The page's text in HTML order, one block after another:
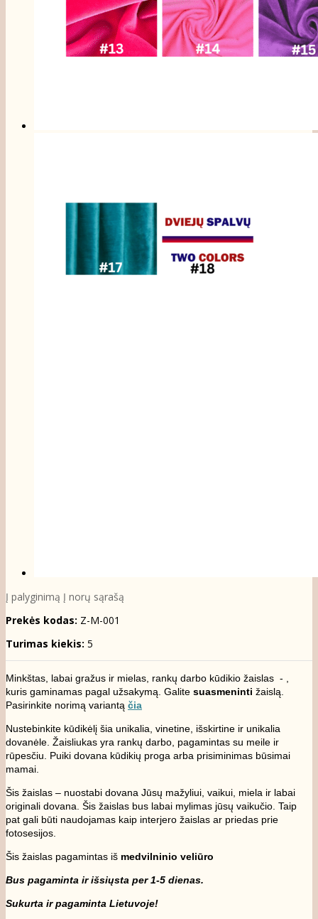
Į palyginimą Į norų sąrašą
Prekės kodas: Z-M-001
Turimas kiekis: 5
Minkštas, labai gražus ir mielas, rankų darbo kūdikio žaislas - ,
kuris gaminamas pagal užsakymą. Galite suasmeninti žaislą.
Pasirinkite norimą variantą čia
Nustebinkite kūdikėlį šia unikalia, vinetine, išskirtine ir unikalia
dovanėle. Žaisliukas yra rankų darbo, pagamintas su meile ir
rūpesčiu. Puiki dovana kūdikių proga arba prisiminimas būsimai
mamai.
Šis žaislas – nuostabi dovana Jūsų mažyliui, vaikui, miela ir labai
originali dovana. Šis žaislas bus labai mylimas jūsų vaikučio. Taip
pat gali būti naudojamas kaip interjero žaislas ar priedas prie
fotosesijos.
Šis žaislas pagamintas iš medvilninio veliūro
Bus pagaminta ir išsiųsta per 1-5 dienas.
Sukurta ir pagaminta Lietuvoje!